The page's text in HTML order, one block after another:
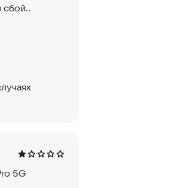
сбой..
5G